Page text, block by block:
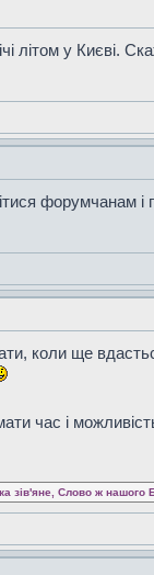
літом у Києві.
форумчанам і
коли ще
час і
зів'яне, Слово ж нашого